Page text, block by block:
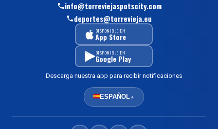
info@torreviejaspotscity.com
deportes@torrevieja.eu
DISPONIBLE EN
App Store
DISPONIBLE EN
Google Play
Descarga nuestra app para recibir notificaciones
ESPAÑOL▲